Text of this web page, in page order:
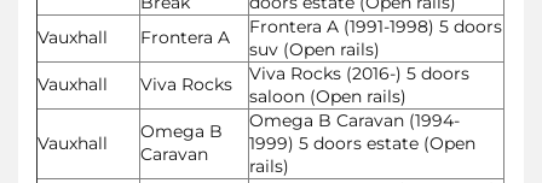
Vauxhall
Frontera A
Frontera A (1991-1998) 5 doors
suv (Open rails)
Vauxhall
Viva Rocks
Viva Rocks (2016-) 5 doors
saloon (Open rails)
Vauxhall
Omega B
Caravan
Omega B Caravan (1994-
1999) 5 doors estate (Open
rails)